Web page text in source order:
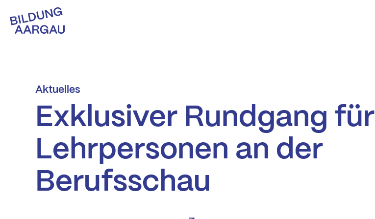
Aktuelles
Exklusiver Rundgang für
Lehrpersonen an der
Berufsschau